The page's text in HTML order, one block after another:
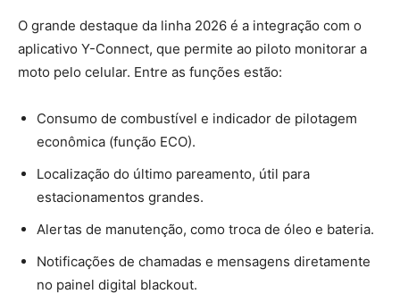
O grande destaque da linha 2026 é a integração com o
aplicativo Y-Connect, que permite ao piloto monitorar a
moto pelo celular. Entre as funções estão:
Consumo de combustível e indicador de pilotagem
econômica (função ECO).
Localização do último pareamento, útil para
estacionamentos grandes.
Alertas de manutenção, como troca de óleo e bateria.
Notificações de chamadas e mensagens diretamente
no painel digital blackout.